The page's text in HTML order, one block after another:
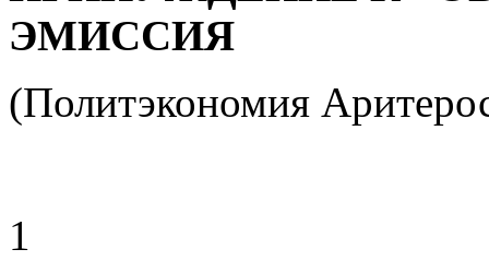
ЭМИССИЯ
(Политэкономия
1